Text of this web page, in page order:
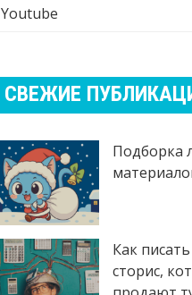
Youtube
СВЕЖИЕ
Подборка
Как
сторис,